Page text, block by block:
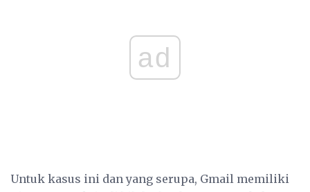
ad
Untuk kasus ini dan yang serupa, Gmail memiliki